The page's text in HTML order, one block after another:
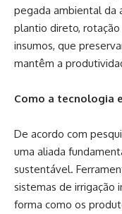
pegada ambiental da
plantio direto,
insumos, que
mantêm a
Como a tecnologia
De acordo com
uma aliada
sustentável.
sistemas de irrigação
forma como os